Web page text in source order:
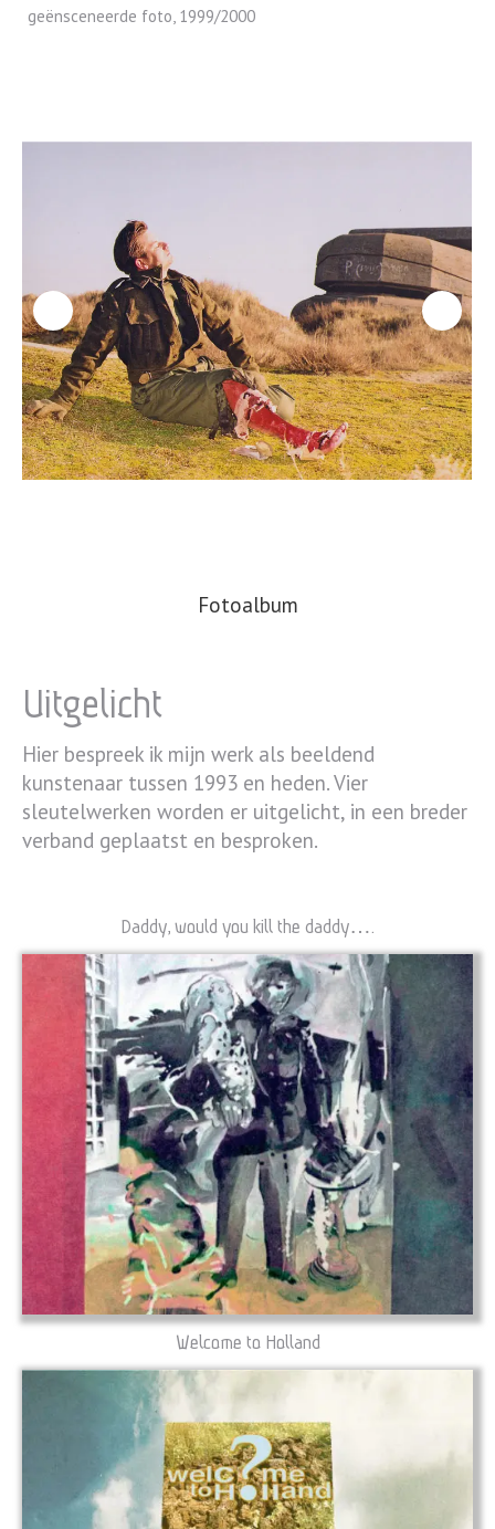
geënsceneerde foto, 1999/2000
Fotoalbum
Uitgelicht
Hier bespreek ik mijn werk als beeldend
kunstenaar tussen 1993 en heden. Vier
sleutelwerken worden er uitgelicht, in een breder
verband geplaatst en besproken.
Daddy, would you kill the daddy…
Welcome to Holland